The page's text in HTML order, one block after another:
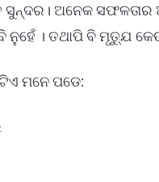
ଅନେକ ସଫଳତାର
ନୁହେଁ । ତଥାପି ବି ମୃତ୍ଯୁ
ମନେ ପଡେ: